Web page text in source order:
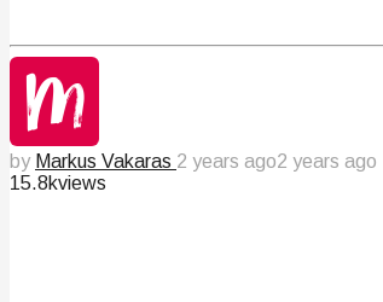
by Markus Vakaras 2 years ago2 years ago
15.8kviews